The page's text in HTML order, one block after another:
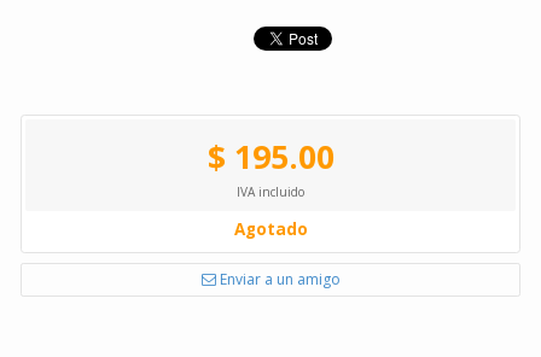
$ 195.00
IVA incluido
Agotado
Enviar a un amigo